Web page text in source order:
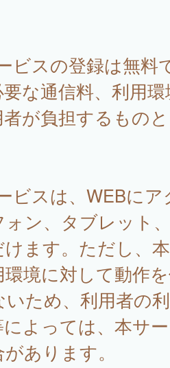
スの登録は無料
な通信料、利用
が負担するものと
スは、WEBにア
ン、タブレット
ます。ただし、
境に対して動作
ため、利用者の
よっては、本サ
あります。